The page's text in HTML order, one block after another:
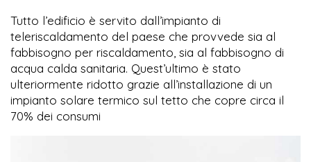
Tutto l’edificio è servito dall’impianto di
teleriscaldamento del paese che provvede sia al
fabbisogno per riscaldamento, sia al fabbisogno di
acqua calda sanitaria. Quest’ultimo è stato
ulteriormente ridotto grazie all’installazione di un
impianto solare termico sul tetto che copre circa il
70% dei consumi